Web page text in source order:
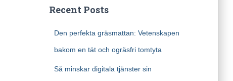
Recent Posts
Den perfekta gräsmattan: Vetenskapen
bakom en tät och ogräsfri tomtyta
Så minskar digitala tjänster sin